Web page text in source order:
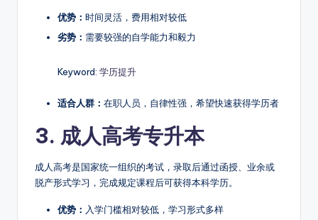
优势： 时间灵活，费用相对较低
劣势： 需要较强的自学能力和毅力
Keyword: 学历提升
适合人群： 在职人员，自律性强，希望快速获得学历者
3. 成人高考专升本
成人高考是国家统一组织的考试，录取后通过函授、业余或
脱产形式学习，完成规定课程后可获得本科学历。
优势： 入学门槛相对较低，学习形式多样